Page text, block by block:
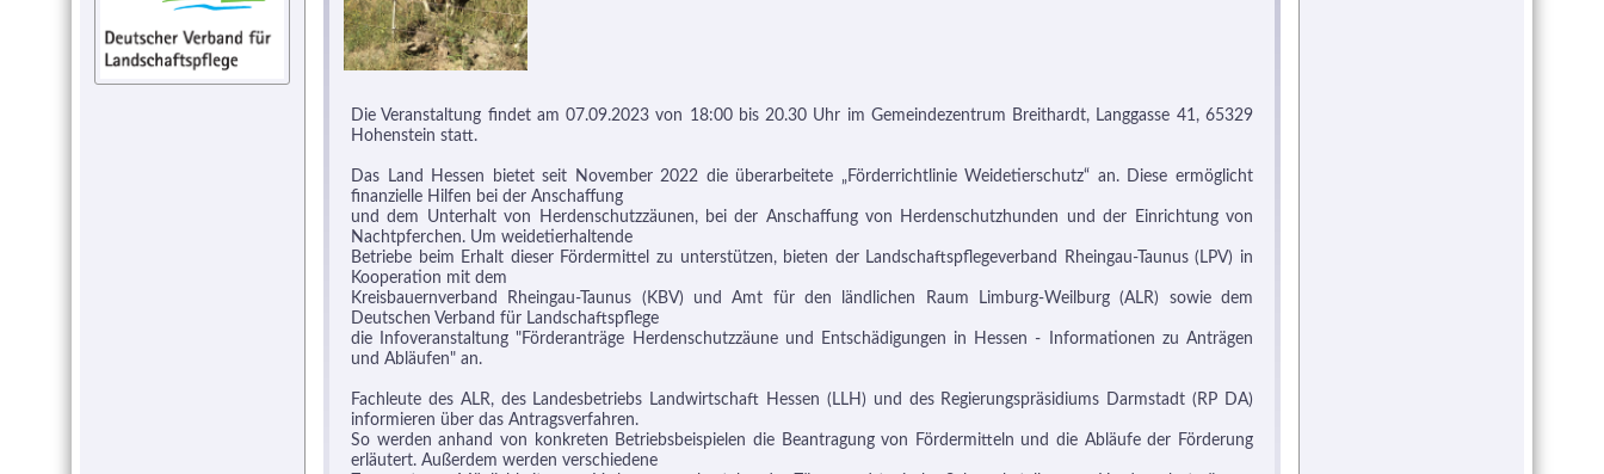
Die Veranstaltung findet am 07.09.2023 von 18:00 bis 20.30 Uhr im Gemeindezentrum Breithardt, Langgasse 41, 65329
Hohenstein statt.
Das Land Hessen bietet seit November 2022 die überarbeitete „Förderrichtlinie Weidetierschutz“ an. Diese ermöglicht
finanzielle Hilfen bei der Anschaffung
und dem Unterhalt von Herdenschutzzäunen, bei der Anschaffung von Herdenschutzhunden und der Einrichtung von
Nachtpferchen. Um weidetierhaltende
Betriebe beim Erhalt dieser Fördermittel zu unterstützen, bieten der Landschaftspflegeverband Rheingau-Taunus (LPV) in
Kooperation mit dem
Kreisbauernverband Rheingau-Taunus (KBV) und Amt für den ländlichen Raum Limburg-Weilburg (ALR) sowie dem
Deutschen Verband für Landschaftspflege
die Infoveranstaltung "Förderanträge Herdenschutzzäune und Entschädigungen in Hessen - Informationen zu Anträgen
und Abläufen" an.
Fachleute des ALR, des Landesbetriebs Landwirtschaft Hessen (LLH) und des Regierungspräsidiums Darmstadt (RP DA)
informieren über das Antragsverfahren.
So werden anhand von konkreten Betriebsbeispielen die Beantragung von Fördermitteln und die Abläufe der Förderung
erläutert. Außerdem werden verschiedene